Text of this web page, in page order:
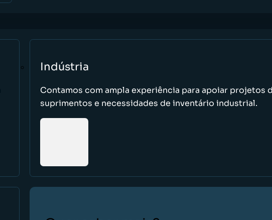
Indústria
Contamos com ampla experiência para apoiar projetos
suprimentos e necessidades de inventário industrial.